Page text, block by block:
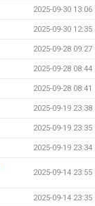
2025-09-30 13:06
2025-09-30 12:35
2025-09-28 09:27
2025-09-28 08:44
2025-09-28 08:41
2025-09-19 23:38
2025-09-19 23:35
2025-09-19 23:34
2025-09-14 23:55
2025-09-14 23:35